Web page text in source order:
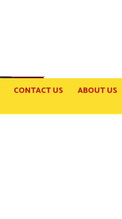
CONTACT US ABOUT US